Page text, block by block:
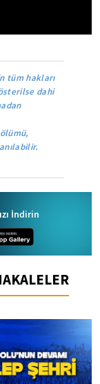
tüm hakları
dahi
İndirin